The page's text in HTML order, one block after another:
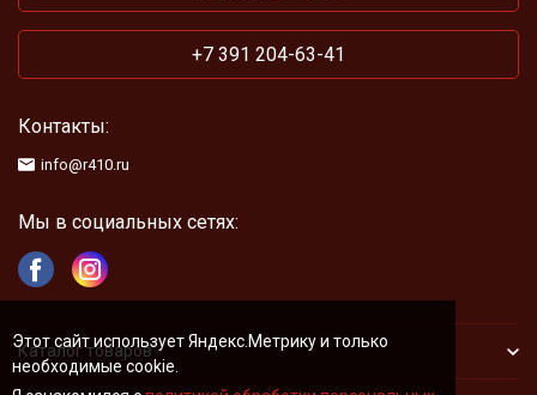
Этот сайт использует Яндекс.Метрику и только
необходимые cookie.
+7 391 204-63-41
Контакты:
info@r410.ru
Мы в социальных сетях:
Каталог товаров